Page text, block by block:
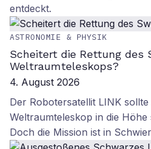
entdeckt.
ASTRONOMIE & PHYSIK
Scheitert die Rettung des
Weltraumteleskops?
4. August 2026
Der Robotersatellit LINK
Weltraumteleskop in die
Doch die Mission ist in